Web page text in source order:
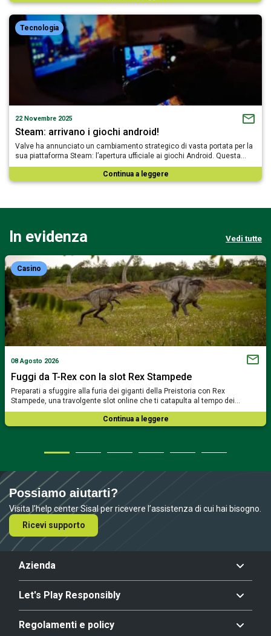
Tecnologia
22 Novembre 2025
Steam: arrivano i giochi android!
Valve ha annunciato un cambiamento strategico di vasta portata per la
sua piattaforma Steam: l’apertura ufficiale ai giochi Android. Questa…
Continua a leggere
In evidenza Vedi tutte
Casino
08 Agosto 2026
Fuggi da T-Rex con la slot Rex Stampede
Preparati a sfuggire alla furia dei giganti della Preistoria con Rex
Stampede, una travolgente slot online che ti catapulta al tempo dei…
Continua a leggere
Possiamo aiutarti?
Visita l’help center Sisal per ricevere l’assistenza di cui hai bisogno.
Ricevi supporto
Azienda
Let's Play Responsibly
Regolamenti e policy